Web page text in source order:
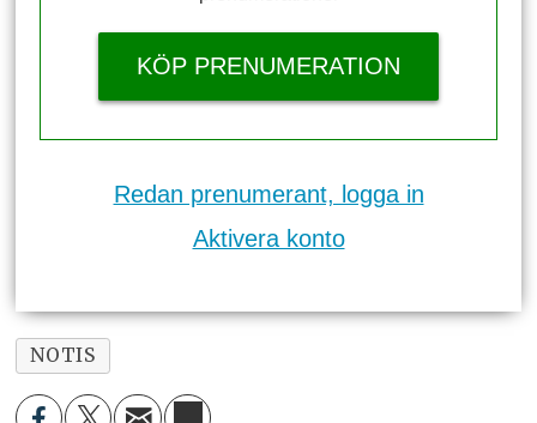
KÖP PRENUMERATION
Redan prenumerant, logga in
Aktivera konto
NOTIS